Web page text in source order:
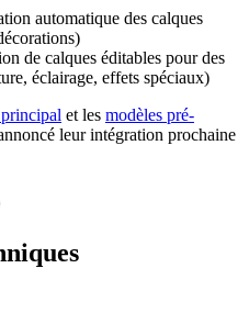
automatique des calques
de calques éditables pour des
éclairage, effets spéciaux)
et les modèles pré-
leur intégration prochaine